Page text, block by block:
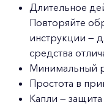
Длительное
Повторяйте
инструкции —
средства
Минимальный
Простота в
Капли —